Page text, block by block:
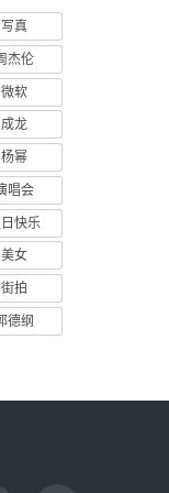
写真
杰伦
微软
成龙
杨幂
唱会
快乐
美女
街拍
德纲